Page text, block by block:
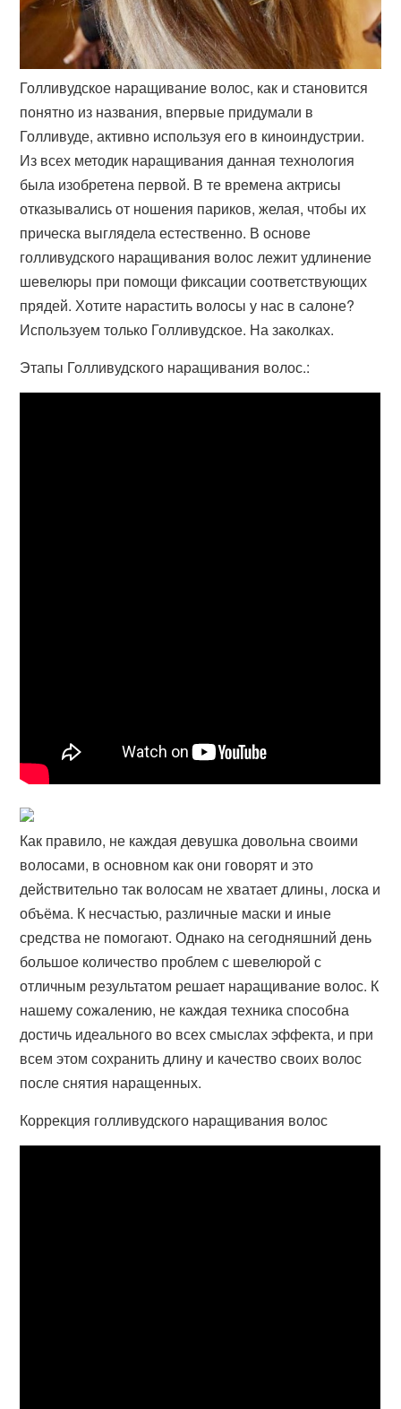
Голливудское наращивание волос, как и становится
понятно из названия, впервые придумали в
Голливуде, активно используя его в киноиндустрии.
Из всех методик наращивания данная технология
была изобретена первой. В те времена актрисы
отказывались от ношения париков, желая, чтобы их
прическа выглядела естественно. В основе
голливудского наращивания волос лежит удлинение
шевелюры при помощи фиксации соответствующих
прядей. Хотите нарастить волосы у нас в салоне?
Используем только Голливудское. На заколках.
Этапы Голливудского наращивания волос.:
Как правило, не каждая девушка довольна своими
волосами, в основном как они говорят и это
действительно так волосам не хватает длины, лоска и
объёма. К несчастью, различные маски и иные
средства не помогают. Однако на сегодняшний день
большое количество проблем с шевелюрой с
отличным результатом решает наращивание волос. К
нашему сожалению, не каждая техника способна
достичь идеального во всех смыслах эффекта, и при
всем этом сохранить длину и качество своих волос
после снятия наращенных.
Коррекция голливудского наращивания волос